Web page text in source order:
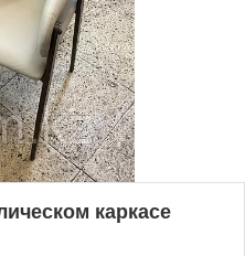
каркасе